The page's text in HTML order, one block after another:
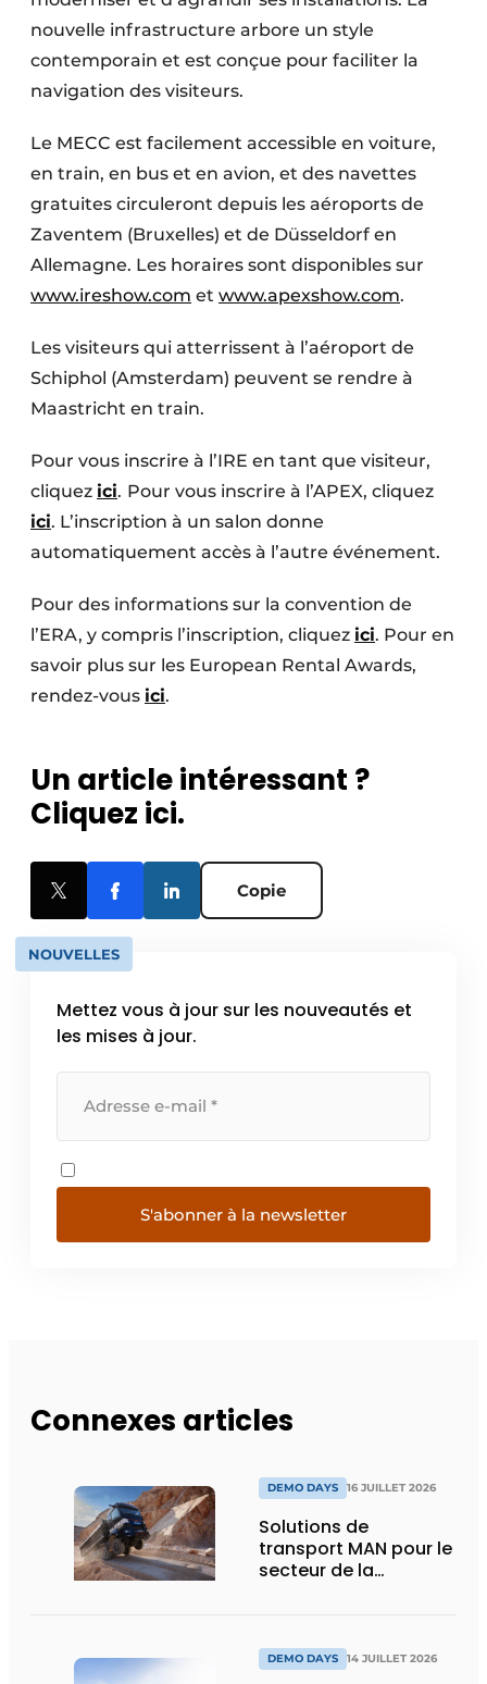
nouvelle infrastructure arbore un style
contemporain et est conçue pour faciliter la
navigation des visiteurs.
Le MECC est facilement accessible en voiture,
en train, en bus et en avion, et des navettes
gratuites circuleront depuis les aéroports de
Zaventem (Bruxelles) et de Düsseldorf en
Allemagne. Les horaires sont disponibles sur
www.ireshow.com et www.apexshow.com.
Les visiteurs qui atterrissent à l’aéroport de
Schiphol (Amsterdam) peuvent se rendre à
Maastricht en train.
Pour vous inscrire à l’IRE en tant que visiteur,
cliquez ici. Pour vous inscrire à l’APEX, cliquez
ici. L’inscription à un salon donne
automatiquement accès à l’autre événement.
Pour des informations sur la convention de
l’ERA, y compris l’inscription, cliquez ici. Pour en
savoir plus sur les European Rental Awards,
rendez-vous ici.
Un article intéressant ?
Cliquez ici.
Copie
NOUVELLES
Mettez vous à jour sur les nouveautés et
les mises à jour.
S'abonner à la newsletter
Connexes articles
DEMO DAYS 16 JUILLET 2026
Solutions de
transport MAN pour le
secteur de la
DEMO DAYS 14 JUILLET 2026